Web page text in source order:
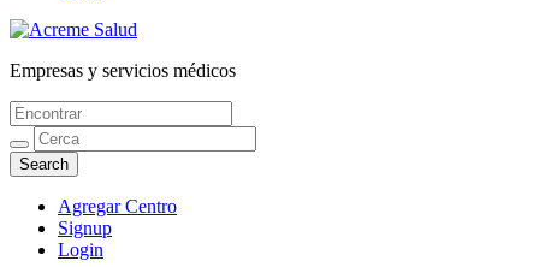
Acreme empresas salud Médica
Empresas y servicios médicos
Agregar Centro
Signup
Login